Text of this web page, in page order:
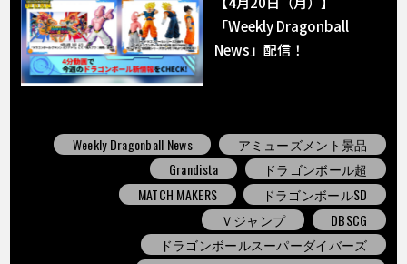
「Weekly Dragonball
News」配信！
Weekly Dragonball News
アミューズメント景品
Grandista
ドラゴンボール超
MATCH MAKERS
ドラゴンボールSD
Ｖジャンプ
DBSCG
ドラゴンボールスーパーダイバーズ